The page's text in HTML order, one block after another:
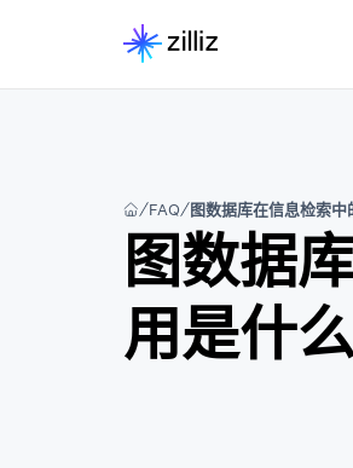
FAQ 图数据库在信息检索中
图数据
用是什么